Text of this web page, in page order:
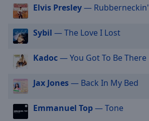
dialog
window.
Escape
cancel
and
close
Elvis Presley— Rubberneckin'
Sybil — The Love I Lost
Kadoc— You Got To Be There
Jax Jones— Back In My Bed
Emmanuel Top— Tone